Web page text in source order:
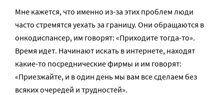
Мне кажется, что именно из-за этих проблем люди
часто стремятся уехать за границу. Они обращаются в
онкодиспансер, им говорят: «Приходите тогда-то».
Время идет. Начинают искать в интернете, находят
какие-то посреднические фирмы и им говорят:
«Приезжайте, и в один день мы вам все сделаем без
всяких очередей и трудностей».